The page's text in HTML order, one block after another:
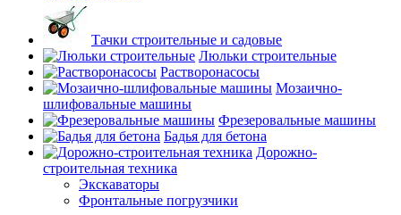
Тачки строительные и садовые
Люльки строительные
Растворонасосы
Мозаично-
шлифовальные машины
Фрезеровальные машины
Бадья для бетона
Дорожно-
строительная техника
Экскаваторы
Фронтальные погрузчики